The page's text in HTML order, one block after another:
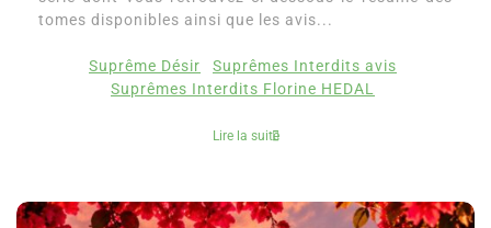
tomes disponibles ainsi que les avis...
Suprême Désir
Suprêmes Interdits avis
Suprêmes Interdits Florine HEDAL
Lire la suite